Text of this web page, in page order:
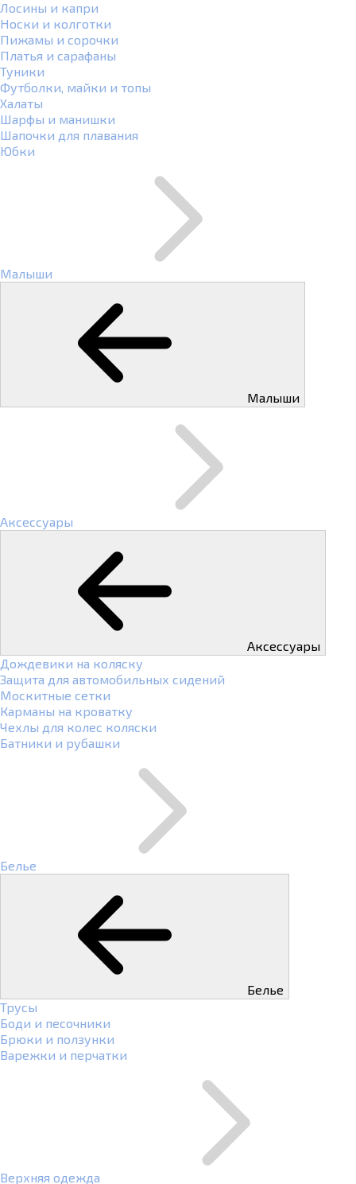
Лосины и капри
Носки и колготки
Пижамы и сорочки
Платья и сарафаны
Туники
Футболки, майки и топы
Халаты
Шарфы и манишки
Шапочки для плавания
Юбки
Малыши
Малыши
Аксессуары
Аксессуары
Дождевики на коляску
Защита для автомобильных сидений
Москитные сетки
Карманы на кроватку
Чехлы для колес коляски
Батники и рубашки
Белье
Белье
Трусы
Боди и песочники
Брюки и ползунки
Варежки и перчатки
Верхняя одежда